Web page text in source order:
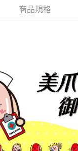
商品規格